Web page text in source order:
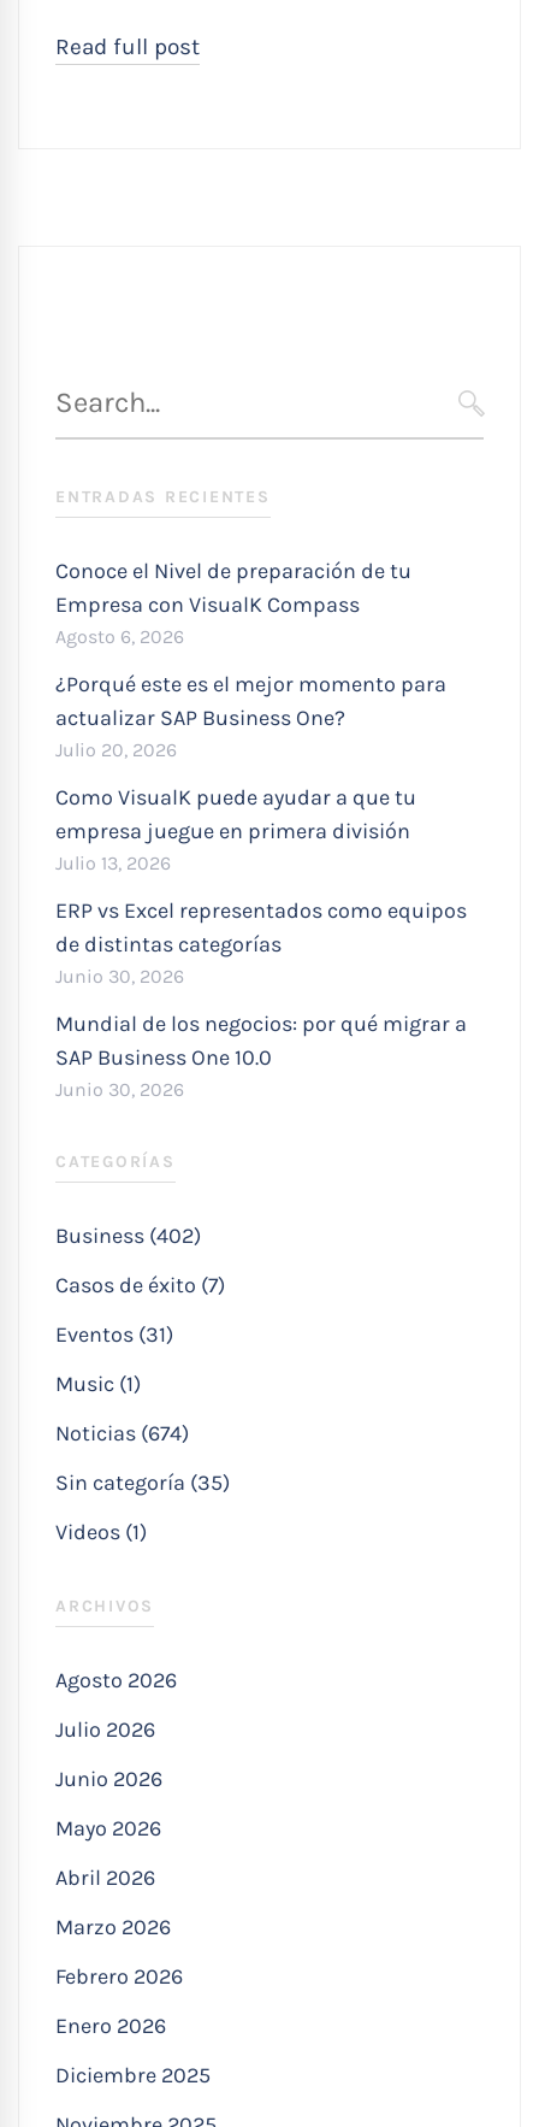
Read full post
para
ENTRADAS RECIENTES
Conoce el Nivel de preparación de tu
Empresa con VisualK Compass
Agosto 6, 2026
¿Porqué este es el mejor momento para
actualizar SAP Business One?
Julio 20, 2026
Como VisualK puede ayudar a que tu
empresa juegue en primera división
Julio 13, 2026
ERP vs Excel representados como equipos
de distintas categorías
Junio 30, 2026
Mundial de los negocios: por qué migrar a
SAP Business One 10.0
Junio 30, 2026
CATEGORÍAS
Business (402)
Casos de éxito (7)
Eventos (31)
Music (1)
Noticias (674)
Sin categoría (35)
Videos (1)
ARCHIVOS
Agosto 2026
Julio 2026
Junio 2026
Mayo 2026
Abril 2026
Marzo 2026
Febrero 2026
Enero 2026
Diciembre 2025